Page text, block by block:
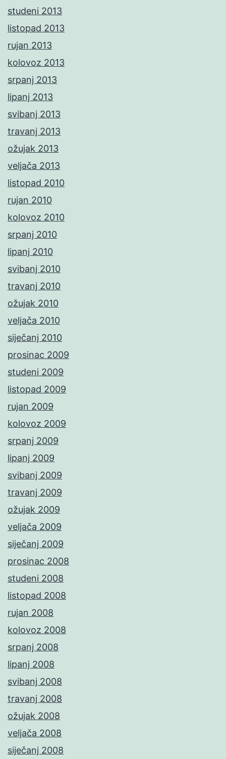
studeni 2013
listopad 2013
rujan 2013
kolovoz 2013
srpanj 2013
lipanj 2013
svibanj 2013
travanj 2013
ožujak 2013
veljača 2013
listopad 2010
rujan 2010
kolovoz 2010
srpanj 2010
lipanj 2010
svibanj 2010
travanj 2010
ožujak 2010
veljača 2010
siječanj 2010
prosinac 2009
studeni 2009
listopad 2009
rujan 2009
kolovoz 2009
srpanj 2009
lipanj 2009
svibanj 2009
travanj 2009
ožujak 2009
veljača 2009
siječanj 2009
prosinac 2008
studeni 2008
listopad 2008
rujan 2008
kolovoz 2008
srpanj 2008
lipanj 2008
svibanj 2008
travanj 2008
ožujak 2008
veljača 2008
siječanj 2008